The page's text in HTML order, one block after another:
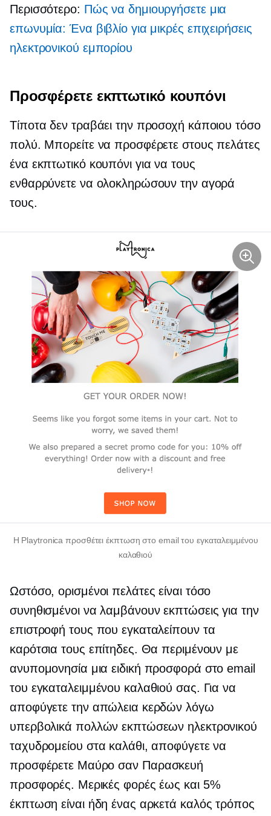
Περισσότερο: Πώς να δημιουργήσετε μια
επωνυμία: Ένα βιβλίο για μικρές επιχειρήσεις
ηλεκτρονικού εμπορίου
Προσφέρετε εκπτωτικό κουπόνι
Τίποτα δεν τραβάει την προσοχή κάποιου τόσο
πολύ. Μπορείτε να προσφέρετε στους πελάτες
ένα εκπτωτικό κουπόνι για να τους
ενθαρρύνετε να ολοκληρώσουν την αγορά
τους.
Η Playtronica προσθέτει έκπτωση στο email του εγκαταλειμμένου
καλαθιού
Ωστόσο, ορισμένοι πελάτες είναι τόσο
συνηθισμένοι να λαμβάνουν εκπτώσεις για την
επιστροφή τους που εγκαταλείπουν τα
καρότσια τους επίτηδες. Θα περιμένουν με
ανυπομονησία μια ειδική προσφορά στο email
του εγκαταλειμμένου καλαθιού σας. Για να
αποφύγετε την απώλεια κερδών λόγω
υπερβολικά πολλών εκπτώσεων ηλεκτρονικού
ταχυδρομείου στα καλάθι, αποφύγετε να
προσφέρετε Μαύροσαν Παρασκευή
προσφορές. Μερικές φορές έως και 5%
έκπτωση είναι ήδη ένας αρκετά καλός τρόπος